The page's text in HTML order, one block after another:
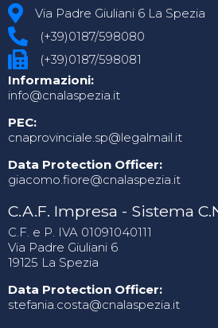
Via Padre Giuliani 6 La Spezia
(+39)0187/598080
(+39)0187/598081
Informazioni:
info@cnalaspezia.it
PEC:
cnaprovinciale.sp@legalmail.it
Data Protection Officer:
giacomo.fiore@cnalaspezia.it
C.A.F. Impresa - Sistema
C.F. e P. IVA 01091040111
Via Padre Giuliani 6
19125 La Spezia
Data Protection Officer:
stefania.costa@cnalaspezia.it